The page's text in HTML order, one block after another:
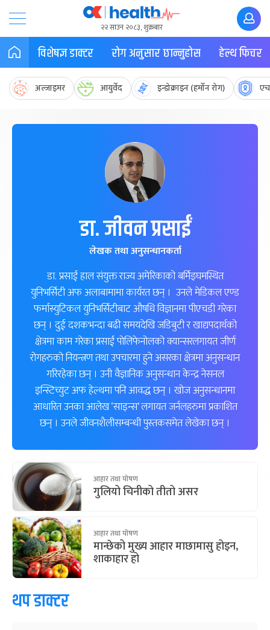
२२ साउन २०८३, शुक्रबार
विशेषज्ञ डाक्टर रोग अनुसार छान्नुहोस हेल्थ फिचर
अल्जाइमर आयुर्वेद इन्डोक्राइन (हर्मोन रोग)
डा. जीवन प्रसाईं
लेखक तथा अनुसन्धानकर्ता
डा. प्रसाईं हाल संयुक्त राज्य अमेरिकाको बर्मिङ्घमस्थित
युनिभर्सिटी अफ अलाबामामा कार्यरत छन् । उनले मेडिकल एण्ड
फर्मास्युटिकल युनिभर्सिटीबाट औषधि विज्ञानमा पीएचडी गरेका
छन् । दुई दशकभन्दा बढी समयदेखि जडिबुटी र खाद्यपदार्थको
क्षेत्रमा काम गरेका प्रसाईं पोलिफेनोलको क्यान्सरलगायत जीर्ण
रोगहरुको नियन्त्रण तथा उपचारमा हुने असरका क्षेत्रमा अनुसन्धान
गरिरहेका छन् । उनी वैज्ञानिक अनुसन्धान केन्द्र नेसनल
इन्स्टिच्युट अफ हेल्थमा पनि आवद्ध छन् । खोज अनुसन्धानमा
आधारित उनका आलेख ‘साइन्स’ लगायत जर्नलहरुमा प्रकाशित
छन् । उनले जीवनशैलीसम्बन्धी पुस्तकसमेत लेखेका छन् ।
आहार तथा पोषण
गुलियो चिनीको तीतो असर
आहार तथा पोषण
मान्छेको मुख्य आहार माछामासु होइन,
शाकाहार हो
थप डाक्टर